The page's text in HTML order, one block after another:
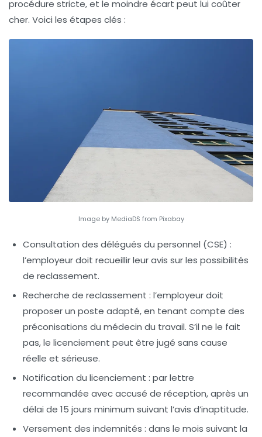
procédure stricte, et le moindre écart peut lui coûter
cher. Voici les étapes clés :
Image by MediaDS from Pixabay
Consultation des délégués du personnel (CSE) :
l’employeur doit recueillir leur avis sur les possibilités
de reclassement.
Recherche de reclassement : l’employeur doit
proposer un poste adapté, en tenant compte des
préconisations du médecin du travail. S’il ne le fait
pas, le licenciement peut être jugé sans cause
réelle et sérieuse.
Notification du licenciement : par lettre
recommandée avec accusé de réception, après un
délai de 15 jours minimum suivant l’avis d’inaptitude.
Versement des indemnités : dans le mois suivant la